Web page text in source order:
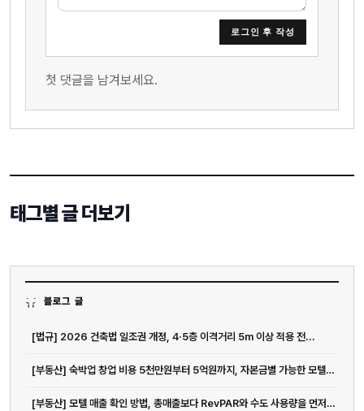
블로그 글
[법규] 2026 건축법 일조권 개정, 4·5층 이격거리 5m 이상 적용 전...
[부동산] 숙박업 창업 비용 5천만원부터 5억원까지, 자본금별 가능한 모텔 운...
[부동산] 모텔 매출 확인 방법, 총매출보다 RevPAR와 수도 사용량을 먼저...
로그인 후 작성
첫 댓글을 남겨보세요.
태그별 글 더보기